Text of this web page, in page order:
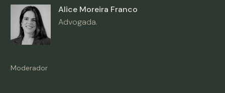
Alice Moreira Franco
Advogada.
Moderador